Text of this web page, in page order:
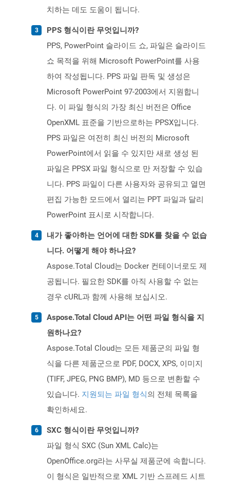
치하는 데도 도움이 됩니다.
PPS 형식이란 무엇입니까?
PPS, PowerPoint 슬라이드 쇼, 파일은 슬라이드
쇼 목적을 위해 Microsoft PowerPoint를 사용
하여 작성됩니다. PPS 파일 판독 및 생성은
Microsoft PowerPoint 97-2003에서 지원합니
다. 이 파일 형식의 가장 최신 버전은 Office
OpenXML 표준을 기반으로하는 PPSX입니다.
PPS 파일은 여전히 ​​최신 버전의 Microsoft
PowerPoint에서 읽을 수 있지만 새로 생성 된
파일은 PPSX 파일 형식으로 만 저장할 수 있습
니다. PPS 파일이 다른 사용자와 공유되고 열면
편집 가능한 모드에서 열리는 PPT 파일과 달리
PowerPoint 표시로 시작합니다.
내가 좋아하는 언어에 대한 SDK를 찾을 수 없습
니다. 어떻게 해야 하나요?
Aspose.Total Cloud는 Docker 컨테이너로도 제
공됩니다. 필요한 SDK를 아직 사용할 수 없는
경우 cURL과 함께 사용해 보십시오.
Aspose.Total Cloud API는 어떤 파일 형식을 지
원하나요?
Aspose.Total Cloud는 모든 제품군의 파일 형
식을 다른 제품군으로 PDF, DOCX, XPS, 이미지
(TIFF, JPEG, PNG BMP), MD 등으로 변환할 수
있습니다. 지원되는 파일 형식의 전체 목록을
확인하세요.
SXC 형식이란 무엇입니까?
파일 형식 SXC (Sun XML Calc)는
OpenOffice.org라는 사무실 제품군에 속합니다.
이 형식은 일반적으로 XML 기반 스프레드 시트